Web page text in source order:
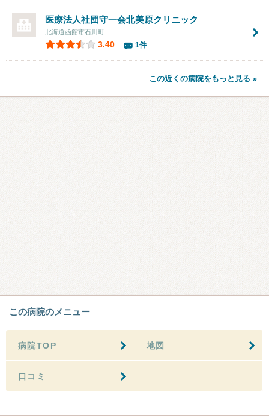
医療法人社団守一会北美原クリニック
北海道函館市石川町
3.40 1件
この近くの病院をもっと見る »
この病院のメニュー
病院TOP 地図
口コミ